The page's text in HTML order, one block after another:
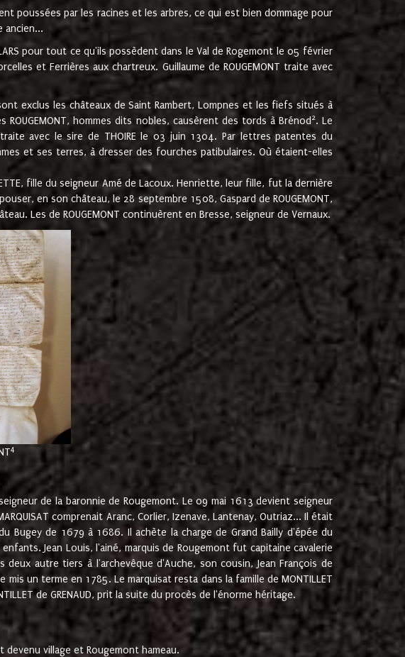
poussées par les racines et les arbres, ce qui est bien dommage pour
ancien...
pour tout ce qu'ils possèdent dans le Val de Rogemont le 05 février
et Ferrières aux chartreux. Guillaume de ROUGEMONT traite avec
exclus les châteaux de Saint Rambert, Lompnes et les fiefs situés à
hommes dits nobles, causèrent des tords à Brénod 2. Le
avec le sire de THOIRE le 03 juin 1304. Par lettres patentes du
et ses terres, à dresser des fourches patibulaires. Où étaient-elles
fille du seigneur Amé de Lacoux. Henriette, leur fille, fut la dernière
en son château, le 28 septembre 1508, Gaspard de ROUGEMONT,
Les de ROUGEMONT continuèrent en Bresse, seigneur de Vernaux.
4
de la baronnie de Rougemont. Le 09 mai 1613 devient seigneur
comprenait Aranc, Corlier, Izenave, Lantenay, Outriaz... Il était
Bugey de 1679 à 1686. Il achète la charge de Grand Bailly d'épée du
Jean Louis, l'ainé, marquis de Rougemont fut capitaine cavalerie
autre tiers à l'archevêque d'Auche, son cousin, Jean François de
un terme en 1785. Le marquisat resta dans la famille de MONTILLET
de GRENAUD, prit la suite du procès de l'énorme héritage.
village et Rougemont hameau.